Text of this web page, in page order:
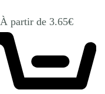
À partir de 3.65€